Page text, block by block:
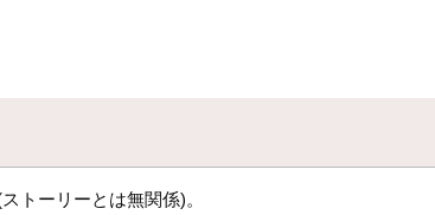
トーリーとは無関係)。